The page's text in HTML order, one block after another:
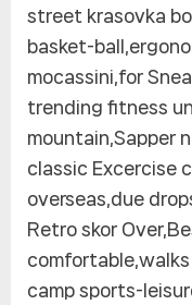
street krasovka
basket-
mocassini,for
trending fitness
mountain,Sapper
classic Excercise
overseas,due
Retro skor
camp sports-